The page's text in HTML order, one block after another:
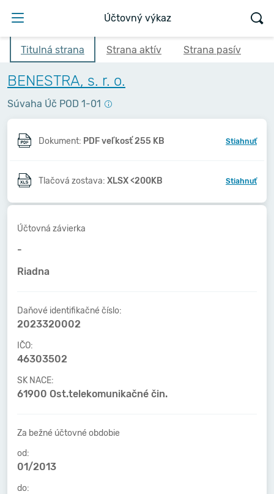
Účtovný výkaz
Titulná strana Strana aktív Strana pasív
BENESTRA, s. r. o.
Súvaha Úč POD 1-01
Dokument: PDF veľkosť 255 KB Stiahnuť
Tlačová zostava: XLSX <200KB Stiahnuť
Účtovná závierka
-
Riadna
Daňové identifikačné číslo:
2023320002
IČO:
46303502
SK NACE:
61900 Ost.telekomunikačné čin.
Za bežné účtovné obdobie
od:
01/2013
do: